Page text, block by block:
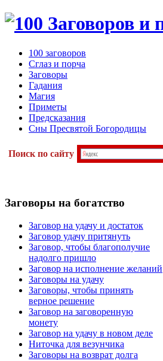
100 заговоров
Сглаз и порча
Заговоры
Гадания
Магия
Приметы
Предсказания
Сны Пресвятой Богородицы
Поиск по сайту
Заговоры на богатство
Заговор на удачу и достаток
Заговор удачу притянуть
Заговор, чтобы благополучие
надолго пришло
Заговор на исполнение желаний
Заговоры на удачу
Заговоры, чтобы принять
верное решение
Заговор на заговоренную
монету
Заговор на удачу в новом деле
Ниточка для везунчика
Заговоры на возврат долга